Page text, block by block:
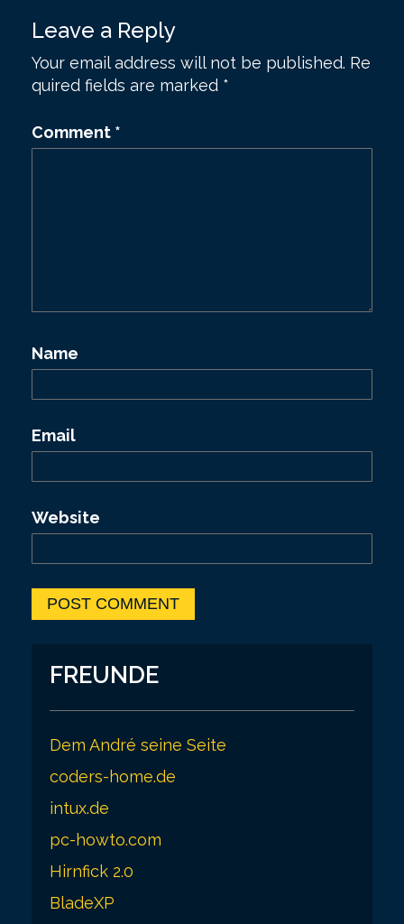
t
n
a
v
o
n
Leave a Reply
Your email address will not be published. Re
quired fields are marked *
Comment *
Name
Email
Website
FREUNDE
Dem André seine Seite
coders-home.de
intux.de
pc-howto.com
Hirnfick 2.0
BladeXP